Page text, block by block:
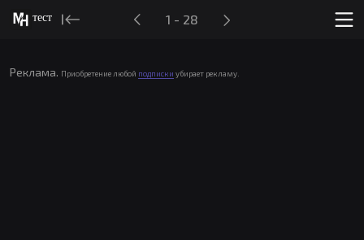
тест 1 - 28
Реклама. Приобретение любой подписки убирает рекламу.